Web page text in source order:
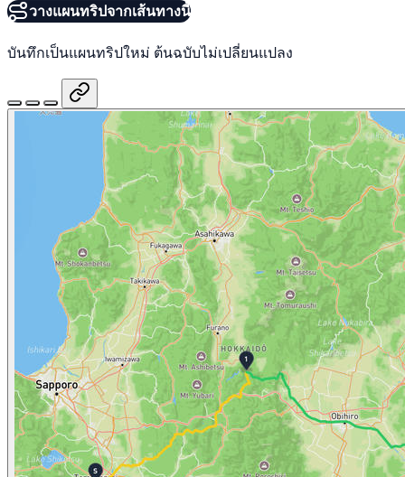
วางแผนทริปจากเส้นทางนี้
บันทึกเป็นแผนทริปใหม่ ต้นฉบับไม่เปลี่ยนแปลง